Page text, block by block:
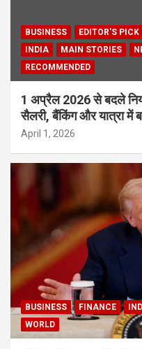
BUSINESS EDITOR'S PICK
INDIA
MAIN STORIES
RECOMMENDED
1 अप्रैल 2026 से बदले
सैलरी, बैंकिंग और यात्रा में
April 1, 2026
BUSINESS FINANCE
WORLD